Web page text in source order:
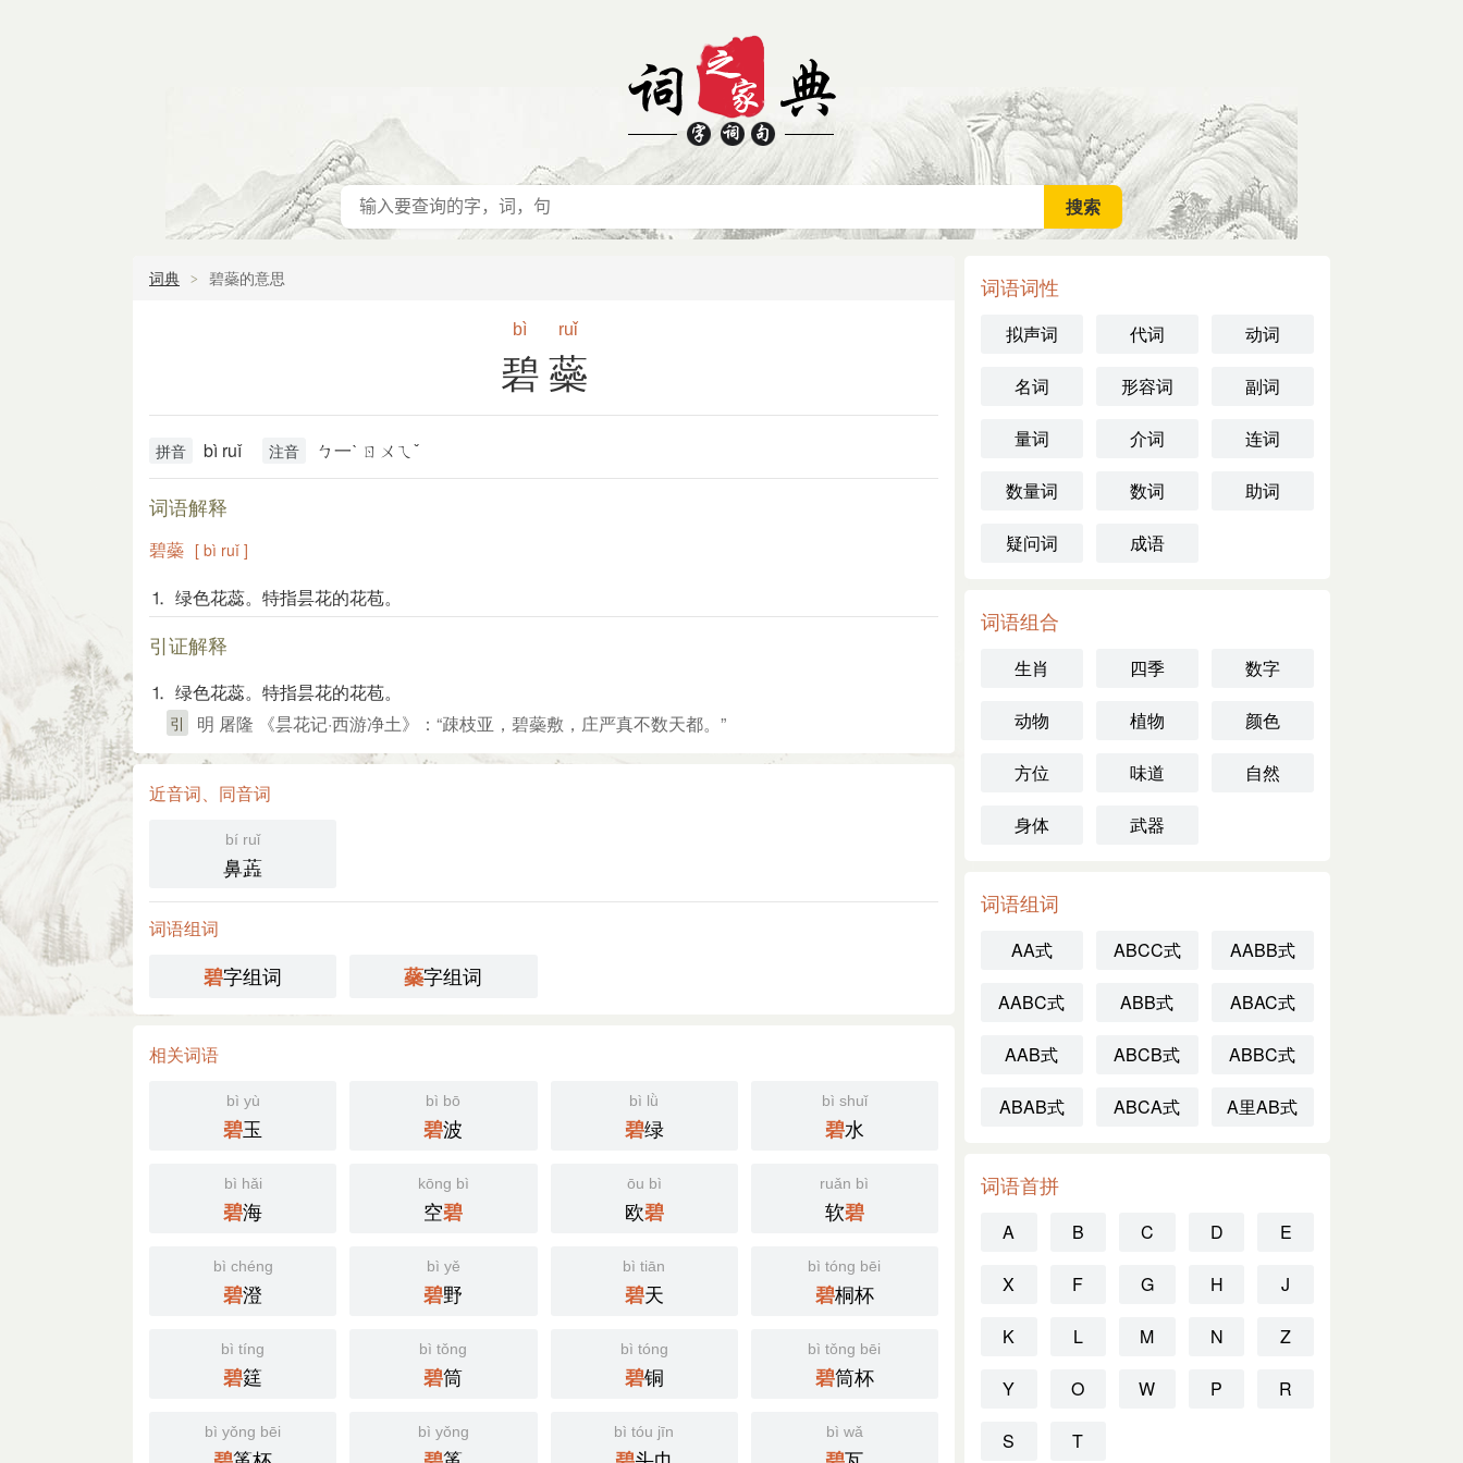
词典 碧蘂的意思
bì ruǐ
碧蘂
拼音 bì ruǐ 注音 ㄅ一ˋ ㄖㄨㄟˇ
词语解释
碧蘂 [ bì ruǐ ]
⒈ 绿色花蕊。特指昙花的花苞。
引证解释
⒈ 绿色花蕊。特指昙花的花苞。
引 明 屠隆 《昙花记·西游净土》：“疎枝亚，碧蘂敷，庄严真不数天都。”
近音词、同音词
bí ruǐ
鼻蕋
词语组词
碧字组词 蘂字组词
相关词语
bì yù
碧玉
bì bō
碧波
bì lǜ
碧绿
bì shuǐ
碧水
bì hǎi
碧海
kōng bì
空碧
ōu bì
欧碧
ruǎn bì
软碧
bì chéng
碧澄
bì yě
碧野
bì tiān
碧天
bì tóng bēi
碧桐杯
bì tíng
碧筳
bì tǒng
碧筒
bì tóng
碧铜
bì tǒng bēi
碧筒杯
bì yǒng bēi bì yǒng bì tóu jīn bì wǎ
词语词性
拟声词 代词 动词
名词 形容词 副词
量词 介词 连词
数量词 数词 助词
疑问词 成语
词语组合
生肖 四季 数字
动物 植物 颜色
方位 味道 自然
身体 武器
词语组词
AA式 ABCC式 AABB式
AABC式 ABB式 ABAC式
AAB式 ABCB式 ABBC式
ABAB式 ABCA式 A里AB式
词语首拼
A B C D E
X F G H J
K L M N Z
Y O W P R
S T